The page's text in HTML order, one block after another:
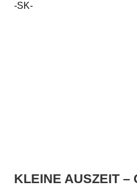
-SK-
KLEINE AUSZEIT –